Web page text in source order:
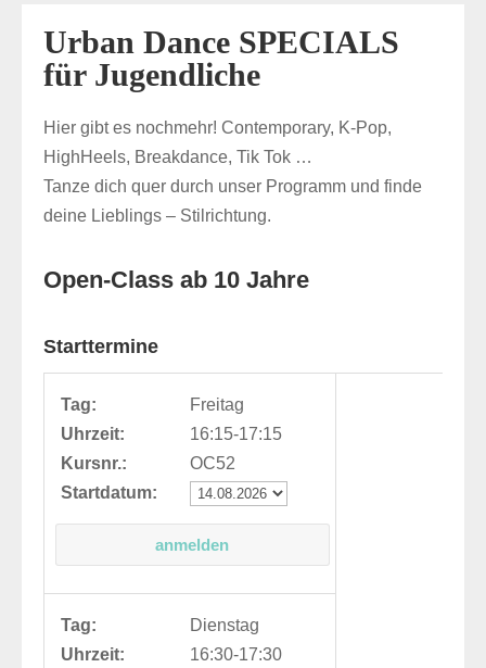
Urban Dance SPECIALS
für Jugendliche
Hier gibt es nochmehr! Contemporary, K-Pop,
HighHeels, Breakdance, Tik Tok …
Tanze dich quer durch unser Programm und finde
deine Lieblings – Stilrichtung.
Open-Class ab 10 Jahre
Starttermine
Tag:
Freitag
Uhrzeit:
16:15-17:15
Kursnr.:
OC52
Startdatum:
Tag:
Dienstag
Uhrzeit:
16:30-17:30